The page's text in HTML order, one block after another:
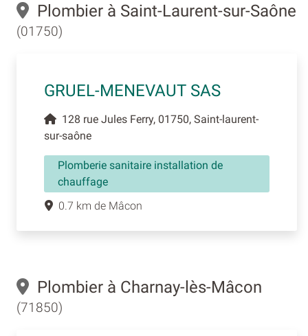
Plombier à Saint-Laurent-sur-Saône
(01750)
GRUEL-MENEVAUT SAS
128 rue Jules Ferry, 01750, Saint-laurent-
sur-saône
Plomberie sanitaire installation de
chauffage
0.7 km de Mâcon
Plombier à Charnay-lès-Mâcon
(71850)